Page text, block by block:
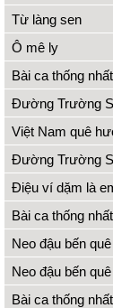
Từ làng sen
Ô mê ly
Bài ca thống
Đường Trường
Việt Nam quê
Đường Trường
Điệu ví dặm là
Bài ca thống
Neo đậu bến quê
Neo đậu bến quê
Bài ca thống nhất